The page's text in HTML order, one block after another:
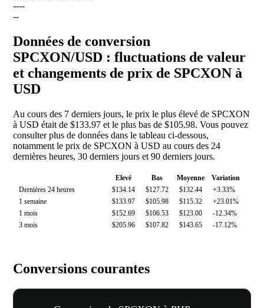
----
--
Données de conversion
SPCXON/USD : fluctuations de valeur
et changements de prix de SPCXON à
USD
Au cours des 7 derniers jours, le prix le plus élevé de SPCXON
à USD était de $133.97 et le plus bas de $105.98. Vous pouvez
consulter plus de données dans le tableau ci-dessous,
notamment le prix de SPCXON à USD au cours des 24
dernières heures, 30 derniers jours et 90 derniers jours.
Elevé Bas Moyenne
Variation
Dernières 24 heures
$134.14 $127.72 $132.44
+3.33%
1 semaine
$133.97 $105.98 $115.32
+23.01%
1 mois
$152.69 $106.53 $123.00
-12.34%
3 mois
$205.96 $107.82 $143.65 -17.12%
Conversions courantes